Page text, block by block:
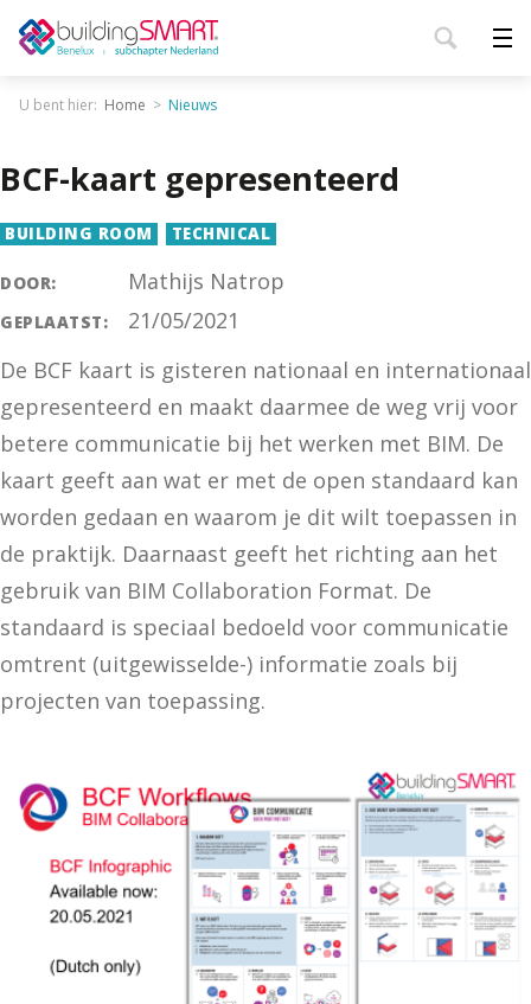
U bent hier: Home Nieuws
BCF-kaart gepresenteerd
BUILDING ROOM TECHNICAL
DOOR: Mathijs Natrop
GEPLAATST:
21/05/2021
De BCF kaart is gisteren nationaal en internationaal
gepresenteerd en maakt daarmee de weg vrij voor
betere communicatie bij het werken met BIM. De
kaart geeft aan wat er met de open standaard kan
worden gedaan en waarom je dit wilt toepassen in
de praktijk. Daarnaast geeft het richting aan het
gebruik van BIM Collaboration Format. De
standaard is speciaal bedoeld voor communicatie
omtrent (uitgewisselde-) informatie zoals bij
projecten van toepassing.